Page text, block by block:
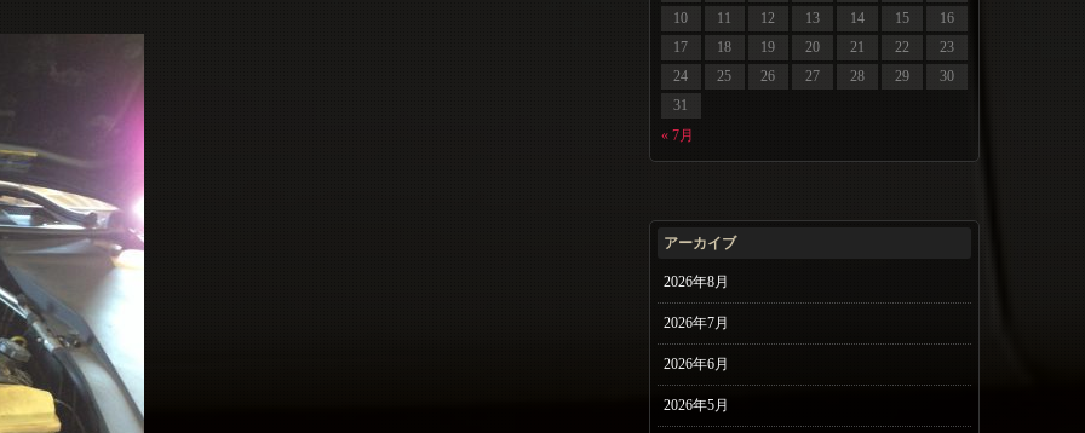
« 7月
10
11 12 13 14 15
16
17
18 19 20 21 22
23
24
25 26 27 28 29
30
31
アーカイブ
2026年8月
2026年7月
2026年6月
2026年5月